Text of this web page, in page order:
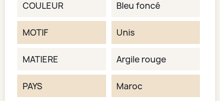
COULEUR Bleu foncé
MOTIF Unis
MATIERE Argile rouge
PAYS Maroc